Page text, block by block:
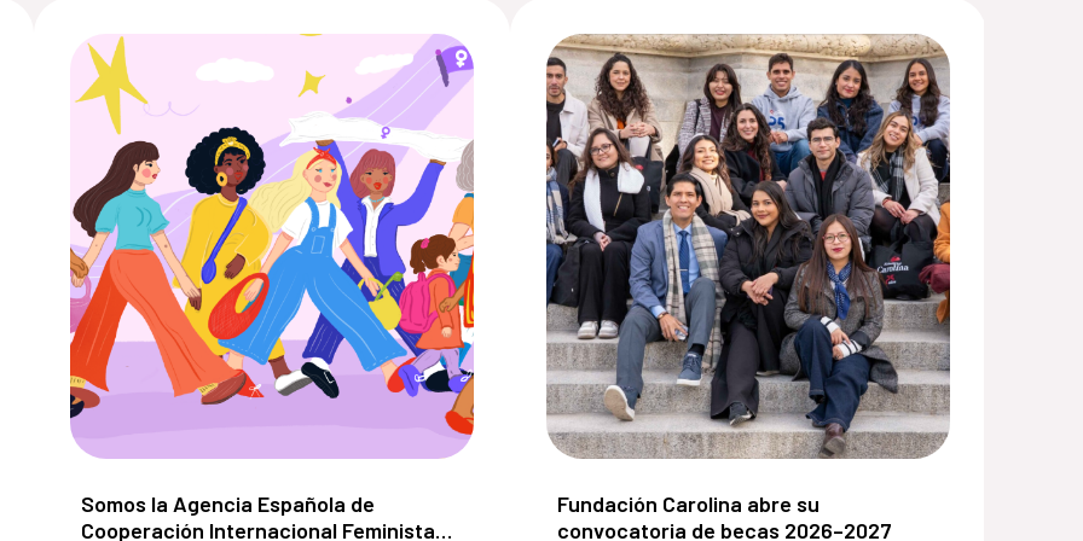
2026–2030 con un enfoque participativo e inclusivo:
Somos la Agencia Española de Cooperación Internacional Feminista para el Desarrollo:
Somos la Agencia Española de
Cooperación Internacional Feminista
Fundación Carolina abre su convocatoria de becas
Fundación Carolina abre su
convocatoria de becas 2026–2027